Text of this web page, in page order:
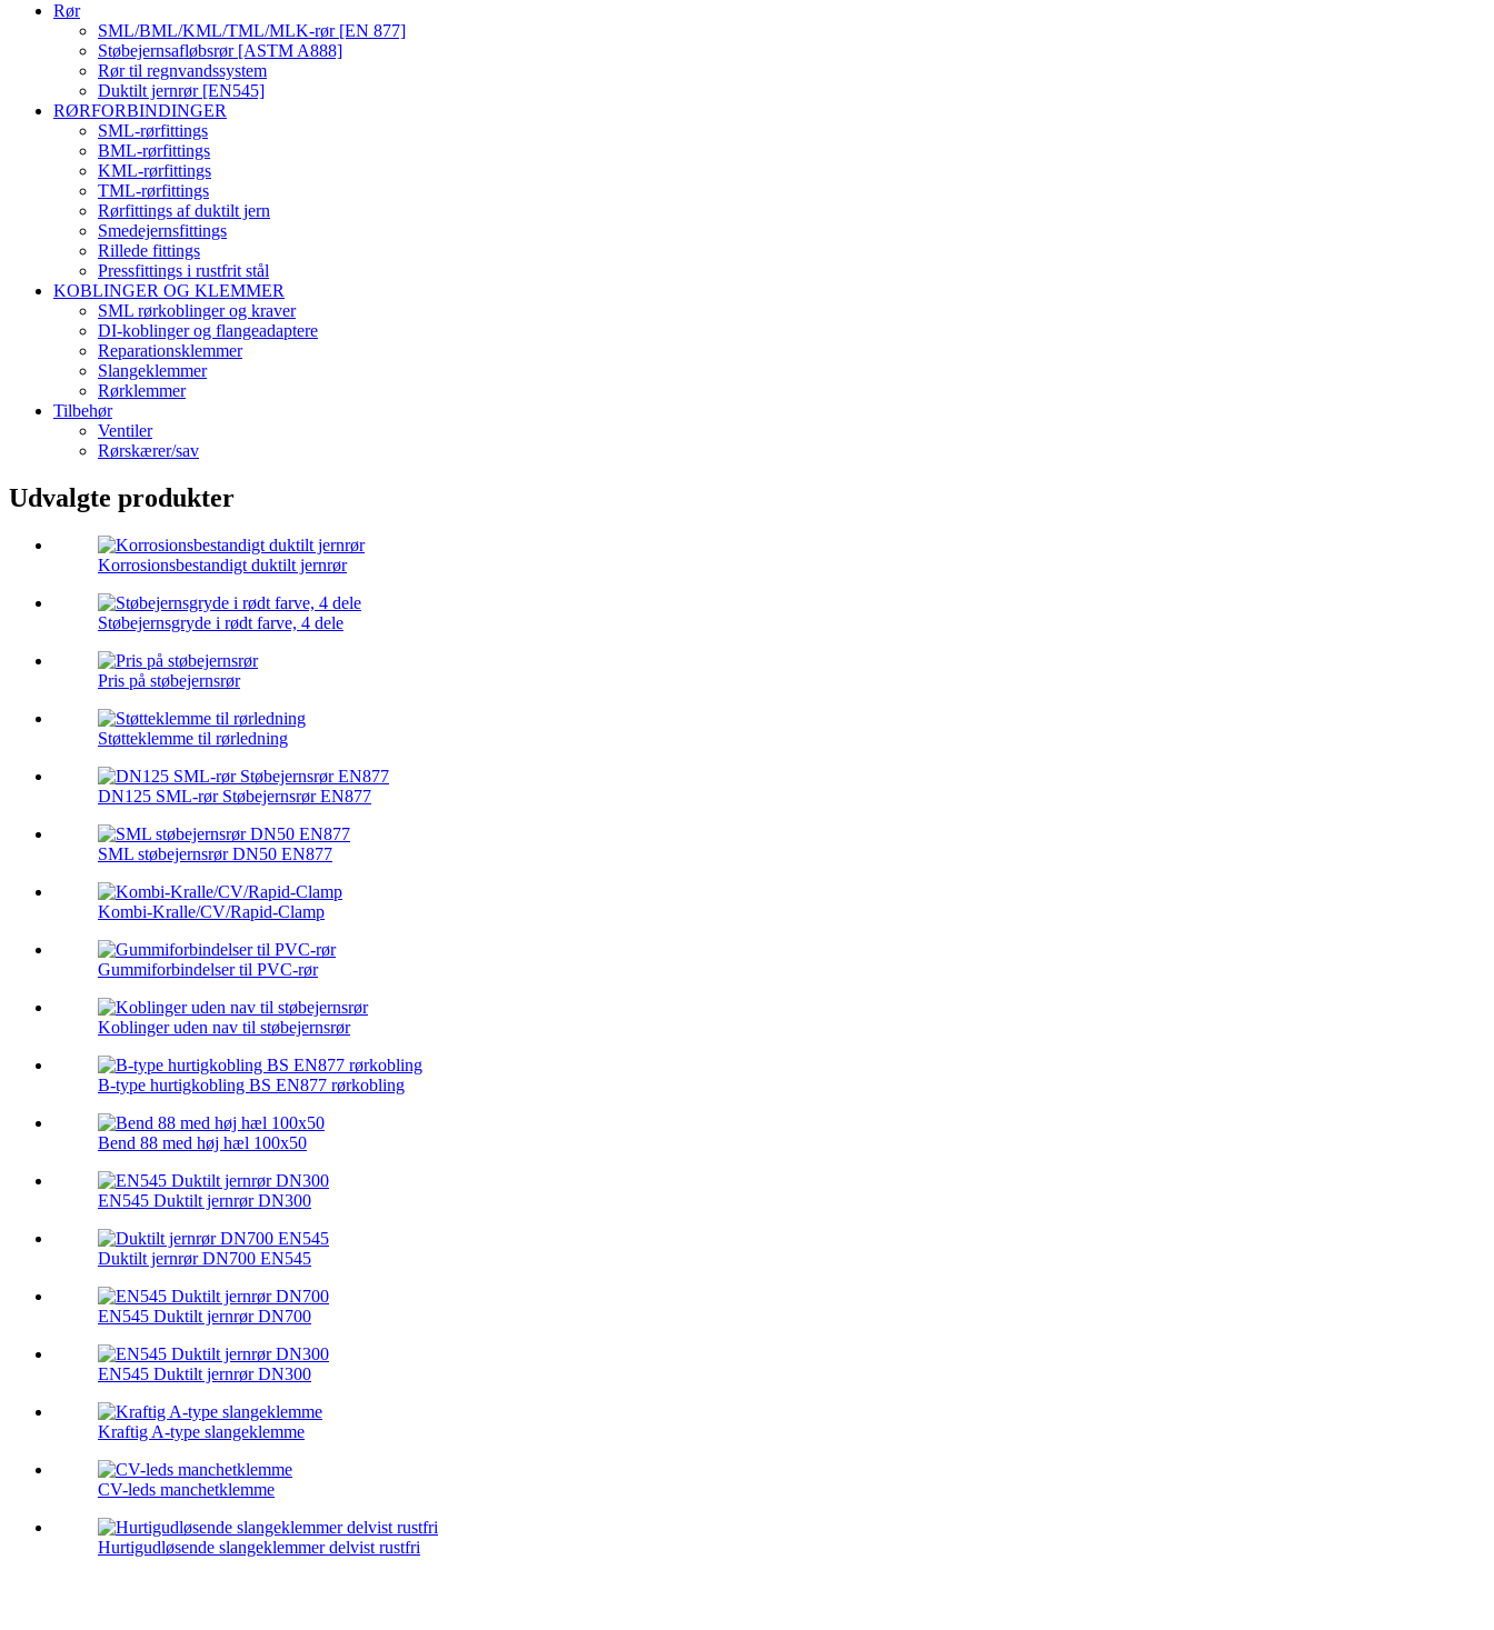
Rør
SML/BML/KML/TML/MLK-rør [EN 877]
Støbejernsafløbsrør [ASTM A888]
Rør til regnvandssystem
Duktilt jernrør [EN545]
RØRFORBINDINGER
SML-rørfittings
BML-rørfittings
KML-rørfittings
TML-rørfittings
Rørfittings af duktilt jern
Smedejernsfittings
Rillede fittings
Pressfittings i rustfrit stål
KOBLINGER OG KLEMMER
SML rørkoblinger og kraver
DI-koblinger og flangeadaptere
Reparationsklemmer
Slangeklemmer
Rørklemmer
Tilbehør
Ventiler
Rørskærer/sav
Udvalgte produkter
Korrosionsbestandigt duktilt jernrør
Støbejernsgryde i rødt farve, 4 dele
Pris på støbejernsrør
Støtteklemme til rørledning
DN125 SML-rør Støbejernsrør EN877
SML støbejernsrør DN50 EN877
Kombi-Kralle/CV/Rapid-Clamp
Gummiforbindelser til PVC-rør
Koblinger uden nav til støbejernsrør
B-type hurtigkobling BS EN877 rørkobling
Bend 88 med høj hæl 100x50
EN545 Duktilt jernrør DN300
Duktilt jernrør DN700 EN545
EN545 Duktilt jernrør DN700
EN545 Duktilt jernrør DN300
Kraftig A-type slangeklemme
CV-leds manchetklemme
Hurtigudløsende slangeklemmer delvist rustfri